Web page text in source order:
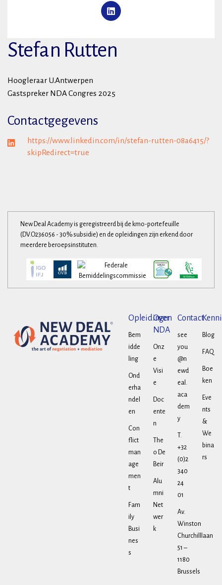
Stefan Rutten
Hoogleraar U.Antwerpen
Gastspreker NDA Congres 2025
Contactgegevens
https://www.linkedin.com/in/stefan-rutten-08a6415/?
skipRedirect=true
New Deal Academy is geregistreerd bij de kmo-portefeuille
(DV.O236056 - 30% subsidie) en de opleidingen zijn erkend door
meerdere beroepsinstituten.
Opleidingen
Bem
idde
ling
Ond
erha
ndel
en
Con
flict
man
age
men
t
Fam
ily
Busi
nes
s
Over
NDA
Onz
e
Visi
e
Doc
ente
n
The
o De
Beir
Alu
mni
Net
wer
k
Contact
see
you
@n
ewd
eal.
aca
dem
y
T.
+32
(0)2
340
24
01
Av.
Winston
Churchilllaan
51 –
1180
Brussels
Blog
FAQ
Boe
ken
Eve
nts
&
We
bina
rs